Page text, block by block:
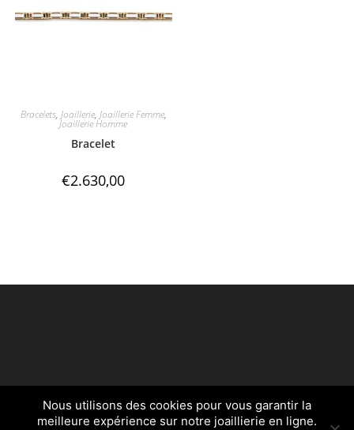
Bracelets, Joaillerie, Joaillerie Femme,
Joaillerie Homme
Bracelet
€2.630,00
Créé paregldigital.fr
Nous utilisons des cookies pour vous garantir la
meilleure expérience sur notre joaillierie en ligne.